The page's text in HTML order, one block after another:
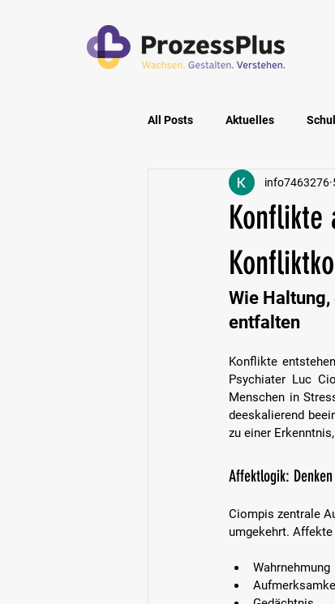
All Posts Aktuelles
Privatpersonen
Konflikte
info7463276
Wie
entfalten
Konflikte
Psychiater Luc
Menschen in
deeskalierend
zu einer
Affektlogik:
Ciompis zentrale
umgekehrt.
Wahrnehmung